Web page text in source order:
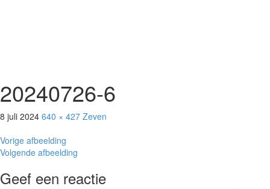
20240726-6
8 juli 2024 640 × 427 Zeven
Vorige afbeelding
Volgende afbeelding
Geef een reactie